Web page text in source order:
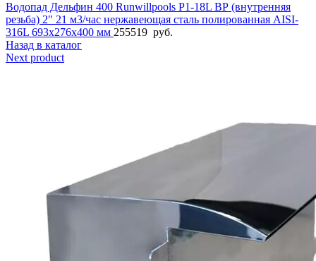
Водопад Дельфин 400 Runwillpools Р1-18L ВР (внутренняя
резьба) 2" 21 м3/час нержавеющая сталь полированная AISI-
316L 693х276х400 мм 255519 руб.
Назад в каталог
Next product